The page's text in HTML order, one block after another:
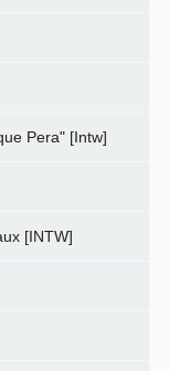
Pera" [Intw]
[INTW]